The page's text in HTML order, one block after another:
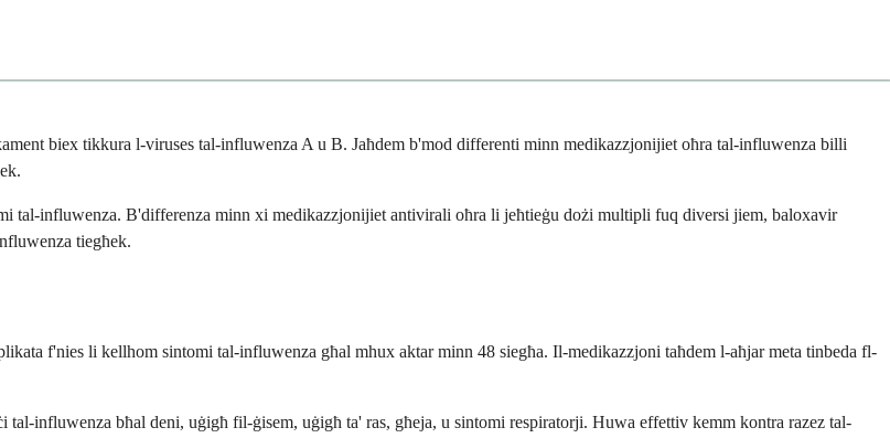
biex tikkura l-viruses tal-influwenza A u B. Jaħdem b'mod differenti minn medikazzjonijiet oħra tal-influwenza billi
tal-influwenza. B'differenza minn xi medikazzjonijiet antivirali oħra li jeħtieġu dożi multipli fuq diversi jiem, baloxavir
tiegħek.
f'nies li kellhom sintomi tal-influwenza għal mhux aktar minn 48 siegħa. Il-medikazzjoni taħdem l-aħjar meta tinbeda fl-
influwenza bħal deni, uġigħ fil-ġisem, uġigħ ta' ras, għeja, u sintomi respiratorji. Huwa effettiv kemm kontra razez tal-